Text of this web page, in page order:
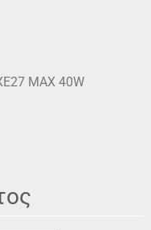
MAX 40W